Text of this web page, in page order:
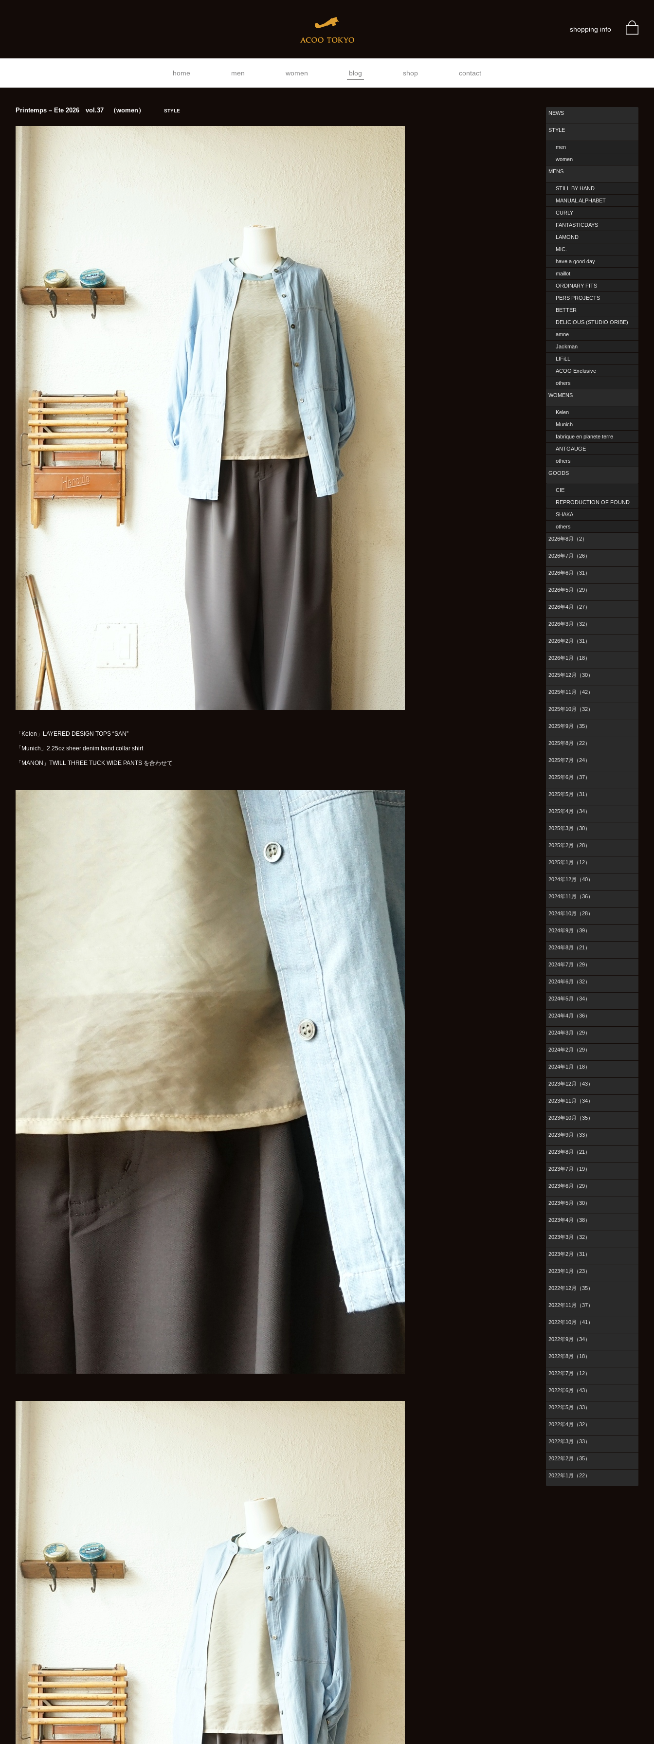
shopping info
home men women blog shop contact
Printemps – Ete 2026 vol.37 （women） STYLE
「Kelen」LAYERED DESIGN TOPS “SAN”
「Munich」2.25oz sheer denim band collar shirt
「MANON」TWILL THREE TUCK WIDE PANTS を合わせて
NEWS
STYLE
men
women
MENS
STILL BY HAND
MANUAL ALPHABET
CURLY
FANTASTICDAYS
LAMOND
MIC.
have a good day
maillot
ORDINARY FITS
PERS PROJECTS
BETTER
DELICIOUS (STUDIO ORIBE)
amne
Jackman
LIFiLL
ACOO Exclusive
others
WOMENS
Kelen
Munich
fabrique en planete terre
ANTGAUGE
others
GOODS
CIE
REPRODUCTION OF FOUND
SHAKA
others
2026年8月（2）
2026年7月（26）
2026年6月（31）
2026年5月（29）
2026年4月（27）
2026年3月（32）
2026年2月（31）
2026年1月（18）
2025年12月（30）
2025年11月（42）
2025年10月（32）
2025年9月（35）
2025年8月（22）
2025年7月（24）
2025年6月（37）
2025年5月（31）
2025年4月（34）
2025年3月（30）
2025年2月（28）
2025年1月（12）
2024年12月（40）
2024年11月（36）
2024年10月（28）
2024年9月（39）
2024年8月（21）
2024年7月（29）
2024年6月（32）
2024年5月（34）
2024年4月（36）
2024年3月（29）
2024年2月（29）
2024年1月（18）
2023年12月（43）
2023年11月（34）
2023年10月（35）
2023年9月（33）
2023年8月（21）
2023年7月（19）
2023年6月（29）
2023年5月（30）
2023年4月（38）
2023年3月（32）
2023年2月（31）
2023年1月（23）
2022年12月（35）
2022年11月（37）
2022年10月（41）
2022年9月（34）
2022年8月（18）
2022年7月（12）
2022年6月（43）
2022年5月（33）
2022年4月（32）
2022年3月（33）
2022年2月（35）
2022年1月（22）